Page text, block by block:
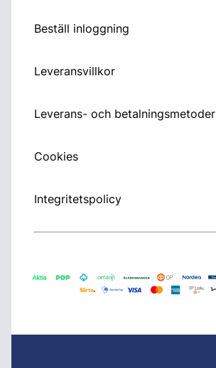
Beställ inloggning
Leveransvillkor
Leverans- och betalningsmetoder
Cookies
Integritetspolicy